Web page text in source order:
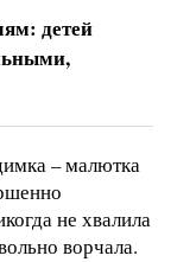
детей
– малютка
не хвалила
ворчала.